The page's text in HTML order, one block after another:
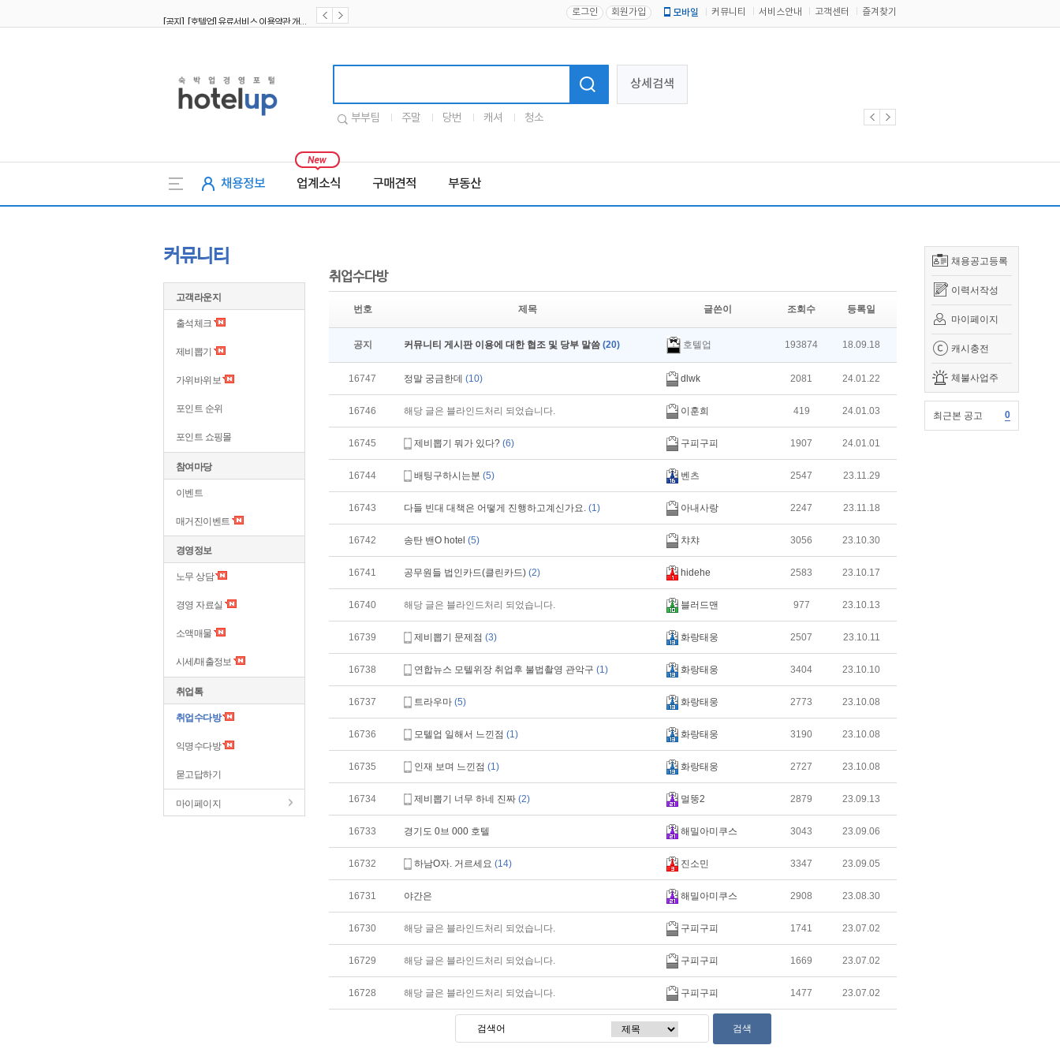
로그인 회원가입 모바일 커뮤니티 서비스안내 고객센터 즐겨찾기
상세검색
부부팀 주말 당번 캐셔 청소
채용정보 업계소식 구매견적 부동산
채용공고등록
이력서작성
마이페이지
캐시충전
체불사업주
최근본 공고 0
커뮤니티
고객라운지
출석체크
제비뽑기
가위바위보
포인트 순위
포인트 쇼핑몰
참여마당
이벤트
매거진이벤트
경영정보
노무 상담
경영 자료실
소액매물
시세/매출정보
취업톡
취업수다방
익명수다방
묻고답하기
마이페이지
취업수다방
번호 제목 글쓴이 조회수 등록일
공지 커뮤니티 게시판 이용에 대한 협조 및 당부 말씀 (20) 호텔업 193874 18.09.18
16747 정말 궁금한데 (10) dlwk 2081 24.01.22
16746 해당 글은 블라인드처리 되었습니다. 이훈희 419 24.01.03
16745 제비뽑기 뭐가 있다? (6) 구피구피 1907 24.01.01
16744 배팅구하시는분 (5) 벤츠 2547 23.11.29
16743 다들 빈대 대책은 어떻게 진행하고계신가요. (1) 아내사랑 2247 23.11.18
16742 송탄 밴O hotel (5) 챠챠 3056 23.10.30
16741 공무원들 법인카드(클린카드) (2) hidehe 2583 23.10.17
16740 해당 글은 블라인드처리 되었습니다. 블러드맨 977 23.10.13
16739 제비뽑기 문제점 (3) 화랑태웅 2507 23.10.11
16738 연합뉴스 모텔위장 취업후 불법촬영 관악구 (1) 화랑태웅 3404 23.10.10
16737 트라우마 (5) 화랑태웅 2773 23.10.08
16736 모텔업 일해서 느낀점 (1) 화랑태웅 3190 23.10.08
16735 인재 보며 느낀점 (1) 화랑태웅 2727 23.10.08
16734 제비뽑기 너무 하네 진짜 (2) 멀뚱2 2879 23.09.13
16733 경기도 0브 000 호텔 해밀아미쿠스 3043 23.09.06
16732 하남O자. 거르세요 (14) 진소민 3347 23.09.05
16731 야간은 해밀아미쿠스 2908 23.08.30
16730 해당 글은 블라인드처리 되었습니다. 구피구피 1741 23.07.02
16729 해당 글은 블라인드처리 되었습니다. 구피구피 1669 23.07.02
16728 해당 글은 블라인드처리 되었습니다. 구피구피 1477 23.07.02